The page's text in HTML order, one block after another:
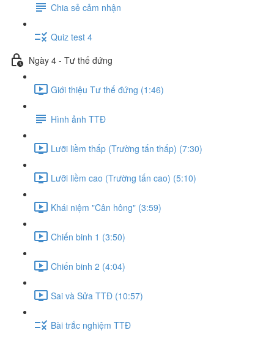
Chia sẻ cảm nhận
Quiz test 4
Ngày 4 - Tư thế đứng
Giới thiệu Tư thế đứng (1:46)
Hình ảnh TTĐ
Lưỡi liềm thấp (Trường tấn thấp) (7:30)
Lưỡi liềm cao (Trường tấn cao) (5:10)
Khái niệm "Cân hông" (3:59)
Chiến binh 1 (3:50)
Chiến binh 2 (4:04)
Sai và Sửa TTĐ (10:57)
Bài trắc nghiệm TTĐ